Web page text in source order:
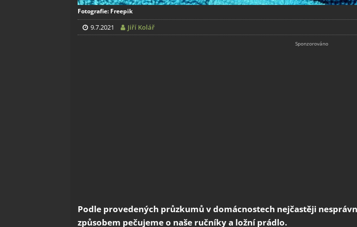
Fotografie: Freepik
9.7.2021 Jiří Kolář
Podle provedených průzkumů v domácnostech nejčastěji
způsobem pečujeme o naše ručníky a ložní prádlo.